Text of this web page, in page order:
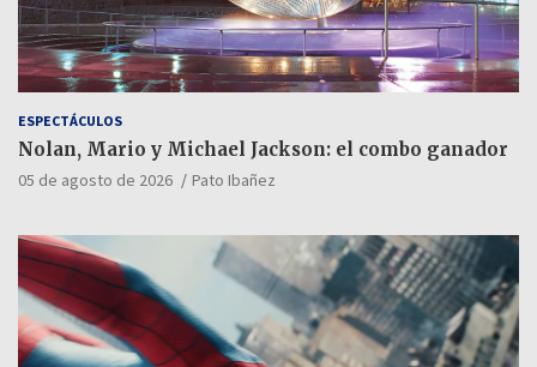
ESPECTÁCULOS
Nolan, Mario y Michael Jackson: el combo ganador
05 de agosto de 2026 Pato Ibañez